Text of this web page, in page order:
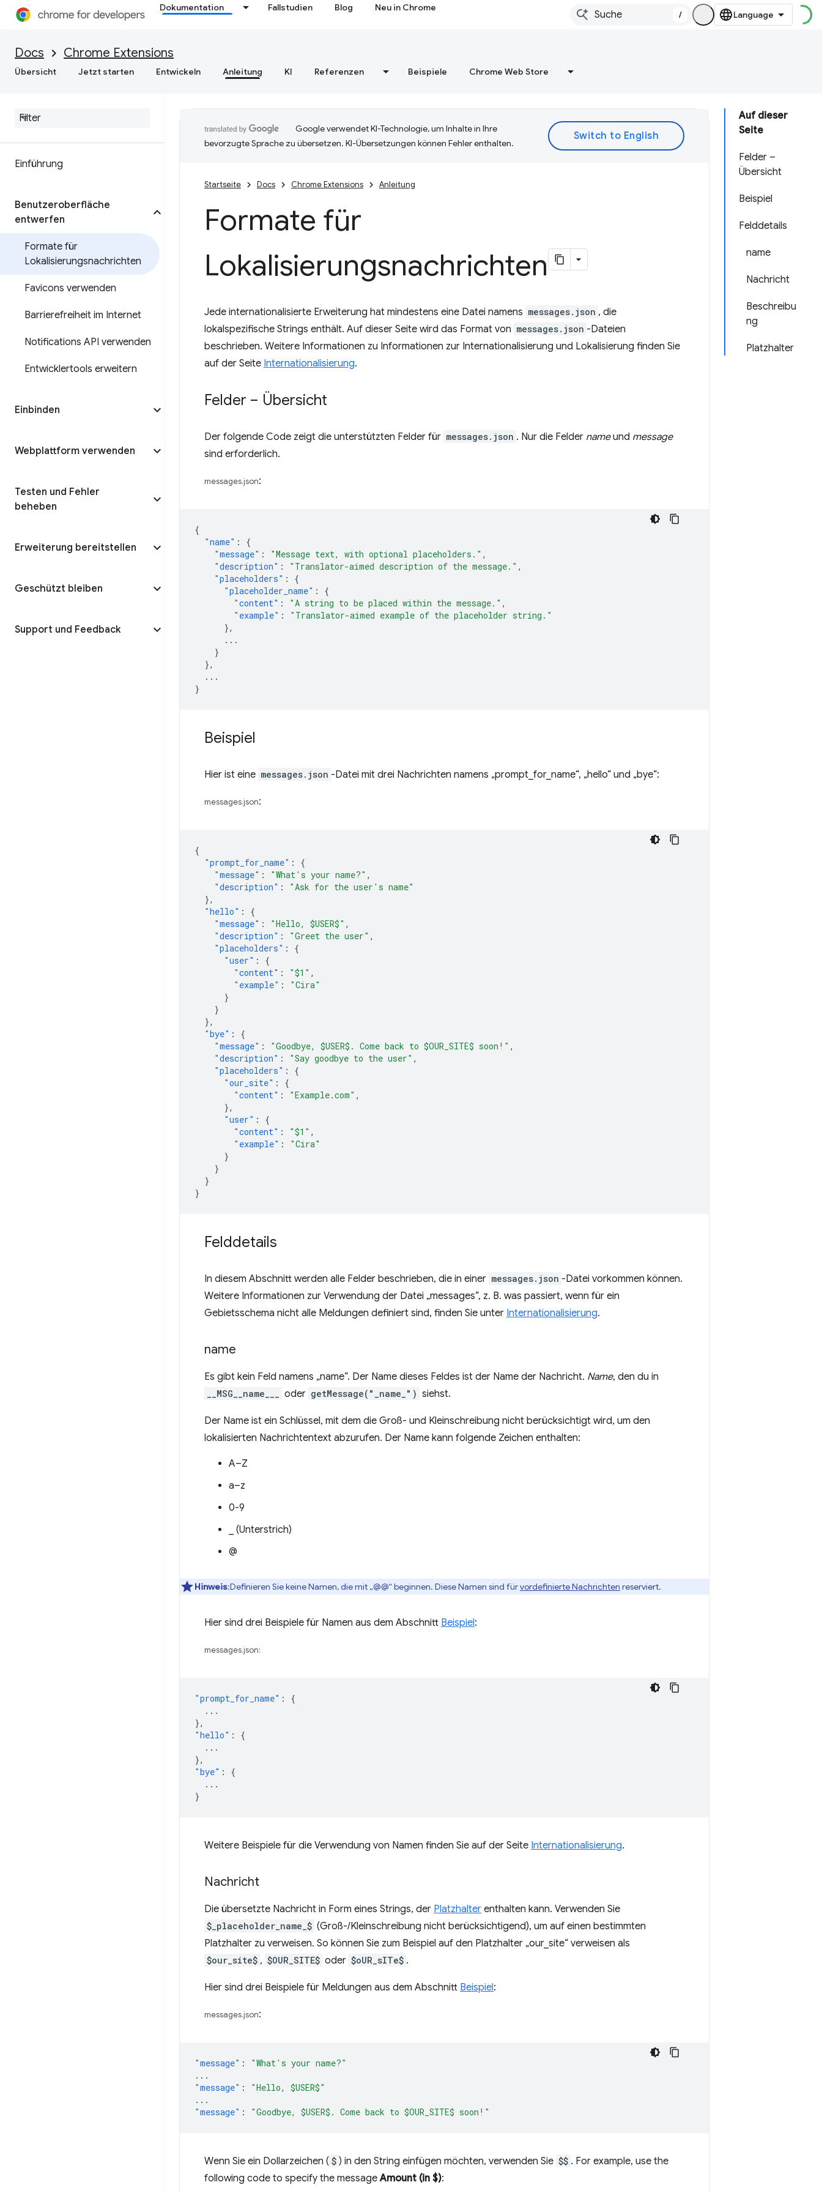
Dokumentation Fallstudien Blog Neu in Chrome
/
Docs Chrome Extensions
Übersicht Jetzt starten Entwickeln Anleitung KI Referenzen Beispiele Chrome Web Store
Einführung
Benutzeroberfläche
entwerfen
Formate für
Lokalisierungsnachrichten
Favicons verwenden
Barrierefreiheit im Internet
Notifications API verwenden
Entwicklertools erweitern
Einbinden
Webplattform verwenden
Testen und Fehler
beheben
Erweiterung bereitstellen
Geschützt bleiben
Support und Feedback
Auf dieser
Seite
Felder –
Übersicht
Beispiel
Felddetails
name
Nachricht
Beschreibu
ng
Platzhalter
Google verwendet KI-Technologie, um Inhalte in Ihre
bevorzugte Sprache zu übersetzen. KI-Übersetzungen können Fehler enthalten.
Startseite Docs Chrome Extensions Anleitung
Formate für
Lokalisierungsnachrichten
Jede internationalisierte Erweiterung hat mindestens eine Datei namens messages.json , die
lokalspezifische Strings enthält. Auf dieser Seite wird das Format von messages.json -Dateien
beschrieben. Weitere Informationen zu Informationen zur Internationalisierung und Lokalisierung finden Sie
auf der Seite Internationalisierung.
Felder – Übersicht
Der folgende Code zeigt die unterstützten Felder für messages.json . Nur die Felder nameund message
sind erforderlich.
messages.json:
{
"name" :
{
"message" : "Message text, with optional placeholders." ,
"description" : "Translator-aimed description of the message." ,
"placeholders" :
{
"placeholder_name" :
{
"content" : "A string to be placed within the message." ,
"example" :
"Translator-aimed example of the placeholder string."
},
...
}
},
...
}
Beispiel
Hier ist eine messages.json -Datei mit drei Nachrichten namens „prompt_for_name“, „hello“ und „bye“:
messages.json:
{
"prompt_for_name" :
{
"message" : "What's your name?" ,
"description" :
"Ask for the user's name"
},
"hello" :
{
"message" : "Hello, $USER$" ,
"description" : "Greet the user" ,
"placeholders" :
{
"user" :
{
"content" : "$1" ,
"example" :
"Cira"
}
}
},
"bye" :
{
"message" : "Goodbye, $USER$. Come back to $OUR_SITE$ soon!" ,
"description" : "Say goodbye to the user" ,
"placeholders" :
{
"our_site" :
{
"content" : "Example.com" ,
},
"user" :
{
"content" : "$1" ,
"example" :
"Cira"
}
}
}
}
Felddetails
In diesem Abschnitt werden alle Felder beschrieben, die in einer messages.json -Datei vorkommen können.
Weitere Informationen zur Verwendung der Datei „messages“, z. B. was passiert, wenn für ein
Gebietsschema nicht alle Meldungen definiert sind, finden Sie unter Internationalisierung.
name
Es gibt kein Feld namens „name“. Der Name dieses Feldes ist der Name der Nachricht. Name, den du in
__MSG__name___ oder getMessage("_name_") siehst.
Der Name ist ein Schlüssel, mit dem die Groß- und Kleinschreibung nicht berücksichtigt wird, um den
lokalisierten Nachrichtentext abzurufen. Der Name kann folgende Zeichen enthalten:
A–Z
a–z
0-9
_ (Unterstrich)
@
Hinweis:Definieren Sie keine Namen, die mit „@@“ beginnen. Diese Namen sind fürvordefinierte Nachrichten reserviert.
Hier sind drei Beispiele für Namen aus dem Abschnitt Beispiel:
messages.json:
"prompt_for_name" :
{
...
},
"hello" :
{
...
},
"bye" :
{
...
}
Weitere Beispiele für die Verwendung von Namen finden Sie auf der Seite Internationalisierung.
Nachricht
Die übersetzte Nachricht in Form eines Strings, der Platzhalter enthalten kann. Verwenden Sie
$_placeholder_name_$ (Groß-/Kleinschreibung nicht berücksichtigend), um auf einen bestimmten
Platzhalter zu verweisen. So können Sie zum Beispiel auf den Platzhalter „our_site“ verweisen als
$our_site$ , $OUR_SITE$ oder $oUR_sITe$ .
Hier sind drei Beispiele für Meldungen aus dem Abschnitt Beispiel:
messages.json:
"message" :
"What's your name?"
...
"message" :
"Hello, $USER$"
...
"message" : "Goodbye, $USER$. Come back to $OUR_SITE$ soon!"
Wenn Sie ein Dollarzeichen ( $ ) in den String einfügen möchten, verwenden Sie $$ . For example, use the
following code to specify the messageAmount (in $):